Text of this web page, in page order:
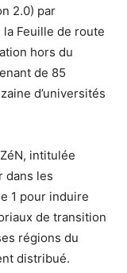
2.0) par
la Feuille de route
hors du
de 85
d’universités
intitulée
dans les
1 pour induire
de transition
régions du
distribué.